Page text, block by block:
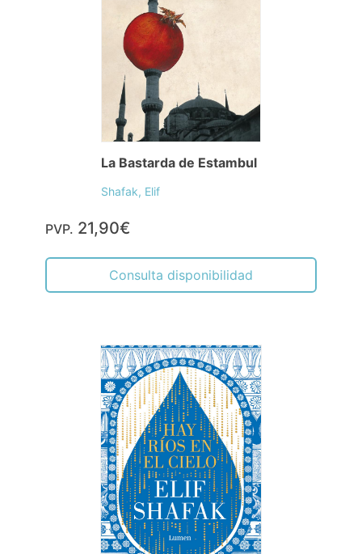
La Bastarda de Estambul
Shafak, Elif
PVP. 21,90€
Consulta disponibilidad